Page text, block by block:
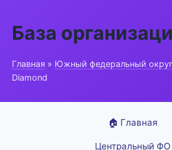
База
Главная » Южный федеральный округ
Diamond
🏠 Главная
Центральный ФО